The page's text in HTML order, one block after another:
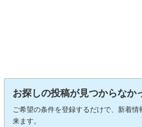
お探しの投稿が見つからなか
ご希望の条件を登録するだけで、新着情
来ます。